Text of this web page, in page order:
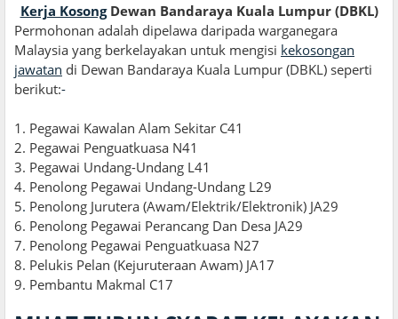
Kerja KosongDewan Bandaraya Kuala Lumpur (DBKL)
Permohonan adalah dipelawa daripada warganegara
Malaysia yang berkelayakan untuk mengisi kekosongan
jawatan di Dewan Bandaraya Kuala Lumpur (DBKL) seperti
berikut:-
1. Pegawai Kawalan Alam Sekitar C41
2. Pegawai Penguatkuasa N41
3. Pegawai Undang-Undang L41
4. Penolong Pegawai Undang-Undang L29
5. Penolong Jurutera (Awam/Elektrik/Elektronik) JA29
6. Penolong Pegawai Perancang Dan Desa JA29
7. Penolong Pegawai Penguatkuasa N27
8. Pelukis Pelan (Kejuruteraan Awam) JA17
9. Pembantu Makmal C17